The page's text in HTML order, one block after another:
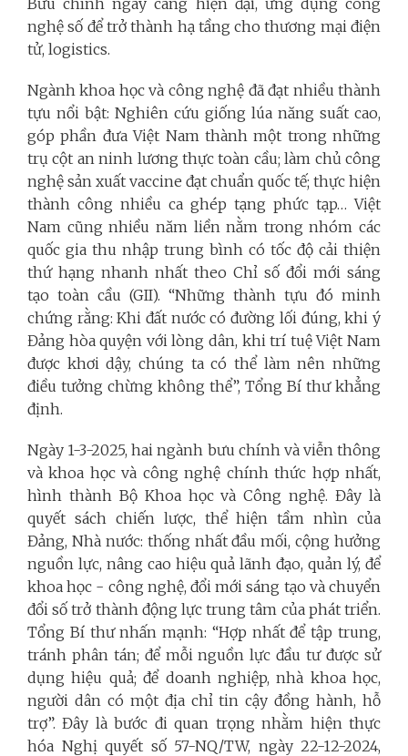
nghệ số để trở thành hạ tầng cho thương mại điện
tử, logistics.
Ngành khoa học và công nghệ đã đạt nhiều thành
tựu nổi bật: Nghiên cứu giống lúa năng suất cao,
góp phần đưa Việt Nam thành một trong những
trụ cột an ninh lương thực toàn cầu; làm chủ công
nghệ sản xuất vaccine đạt chuẩn quốc tế; thực hiện
thành công nhiều ca ghép tạng phức tạp… Việt
Nam cũng nhiều năm liền nằm trong nhóm các
quốc gia thu nhập trung bình có tốc độ cải thiện
thứ hạng nhanh nhất theo Chỉ số đổi mới sáng
tạo toàn cầu (GII). “Những thành tựu đó minh
chứng rằng: Khi đất nước có đường lối đúng, khi ý
Đảng hòa quyện với lòng dân, khi trí tuệ Việt Nam
được khơi dậy, chúng ta có thể làm nên những
điều tưởng chừng không thể”, Tổng Bí thư khẳng
định.
Ngày 1-3-2025, hai ngành bưu chính và viễn thông
và khoa học và công nghệ chính thức hợp nhất,
hình thành Bộ Khoa học và Công nghệ. Đây là
quyết sách chiến lược, thể hiện tầm nhìn của
Đảng, Nhà nước: thống nhất đầu mối, cộng hưởng
nguồn lực, nâng cao hiệu quả lãnh đạo, quản lý, để
khoa học - công nghệ, đổi mới sáng tạo và chuyển
đổi số trở thành động lực trung tâm của phát triển.
Tổng Bí thư nhấn mạnh: “Hợp nhất để tập trung,
tránh phân tán; để mỗi nguồn lực đầu tư được sử
dụng hiệu quả; để doanh nghiệp, nhà khoa học,
người dân có một địa chỉ tin cậy đồng hành, hỗ
trợ”. Đây là bước đi quan trọng nhằm hiện thực
hóa Nghị quyết số 57-NQ/TW, ngày 22-12-2024,